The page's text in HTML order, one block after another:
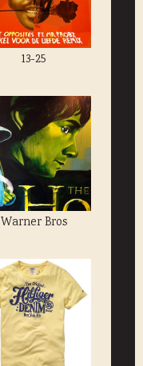
13-25
Warner Bros